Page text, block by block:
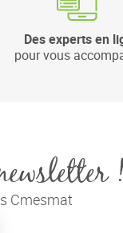
Des experts en
pour vous
Cmesmat